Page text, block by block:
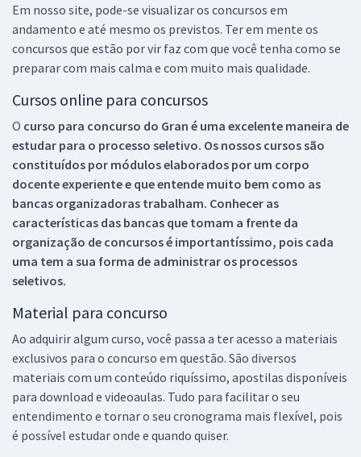
Em nosso site, pode-se visualizar os concursos em
andamento e até mesmo os previstos. Ter em mente os
concursos que estão por vir faz com que você tenha como se
preparar com mais calma e com muito mais qualidade.
Cursos online para concursos
O curso para concurso do Gran é uma excelente maneira de
estudar para o processo seletivo. Os nossos cursos são
constituídos por módulos elaborados por um corpo
docente experiente e que entende muito bem como as
bancas organizadoras trabalham. Conhecer as
características das bancas que tomam a frente da
organização de concursos é importantíssimo, pois cada
uma tem a sua forma de administrar os processos
seletivos.
Material para concurso
Ao adquirir algum curso, você passa a ter acesso a materiais
exclusivos para o concurso em questão. São diversos
materiais com um conteúdo riquíssimo, apostilas disponíveis
para download e videoaulas. Tudo para facilitar o seu
entendimento e tornar o seu cronograma mais flexível, pois
é possível estudar onde e quando quiser.